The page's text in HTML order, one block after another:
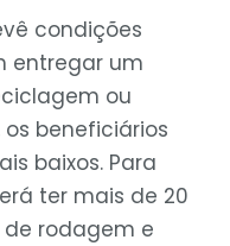
condições
entregar um
ou
os beneficiários
baixos. Para
ter mais de 20
rodagem e